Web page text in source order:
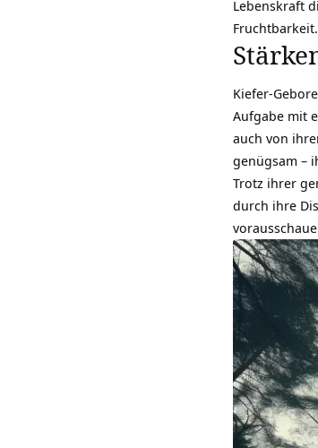
Lebenskraft
Kiefer-
Aufgabe mit
auch von
genügsam –
Trotz ihrer
durch ihre